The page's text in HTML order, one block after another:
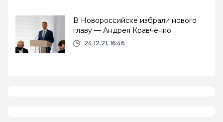
В Новороссийске избрали нового
главу — Андрея Кравченко
24.12.21, 16:46